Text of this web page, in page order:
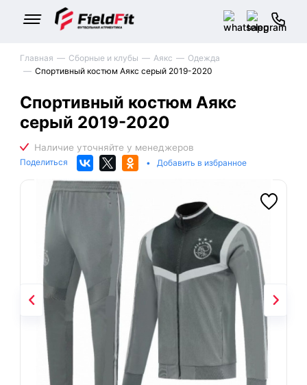
Главная Сборные и клубы Аякс
Одежда
Спортивный костюм Аякс серый 2019-2020
Спортивный костюм Аякс
серый 2019-2020
Поделиться • Добавить в избранное